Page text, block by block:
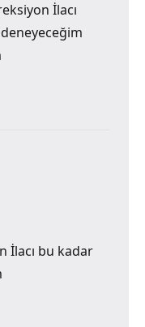
İlacı
İlacı bu kadar